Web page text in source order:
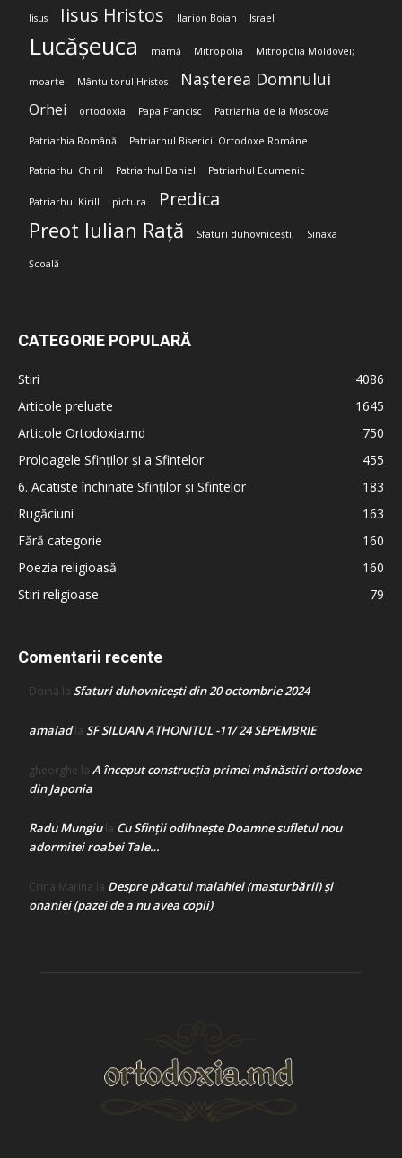
Iisus Iisus Hristos Ilarion Boian Israel
Lucășeuca mamă Mitropolia Mitropolia Moldovei;
moarte Mântuitorul Hristos Nașterea Domnului
Orhei ortodoxia Papa Francisc Patriarhia de la Moscova
Patriarhia Română Patriarhul Bisericii Ortodoxe Române
Patriarhul Chiril Patriarhul Daniel Patriarhul Ecumenic
Patriarhul Kirill pictura Predica
Preot Iulian Rață Sfaturi duhovnicești; Sinaxa
Școală
CATEGORIE POPULARĂ
Stiri
4086
Articole preluate
1645
Articole Ortodoxia.md
750
Proloagele Sfinților și a Sfintelor
455
6. Acatiste închinate Sfinților și Sfintelor
183
Rugăciuni
163
Fără categorie
160
Poezia religioasă
160
Stiri religioase
79
Comentarii recente
Doina la Sfaturi duhovnicești din 20 octombrie 2024
amaladla SF SILUAN ATHONITUL -11/ 24 SEPEMBRIE
gheorghe la A început construcţia primei mănăstiri ortodoxe
din Japonia
Radu Mungiula Cu Sfinții odihnește Doamne sufletul nou
adormitei roabei Tale…
Crina Marina la Despre păcatul malahiei (masturbării) şi
onaniei (pazei de a nu avea copii)